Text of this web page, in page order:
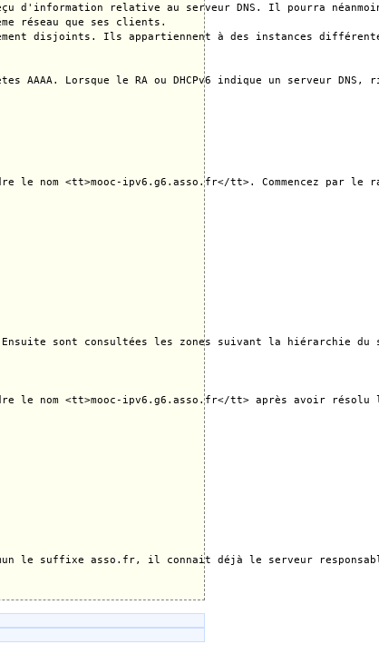
d'information relative au serveur DNS. Il pourra
réseau que ses clients.
disjoints. Ils appartiennent à des instances
AAAA. Lorsque le RA ou DHCPv6 indique un
le nom <tt>mooc-ipv6.g6.asso.fr</tt>. Commencez par
sont consultées les zones suivant la hiérarchie
le nom <tt>mooc-ipv6.g6.asso.fr</tt> après avoir
le suffixe asso.fr, il connait déjà le serveur